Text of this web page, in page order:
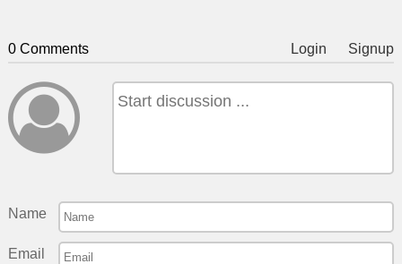
0 Comments Login Signup
Name
Email